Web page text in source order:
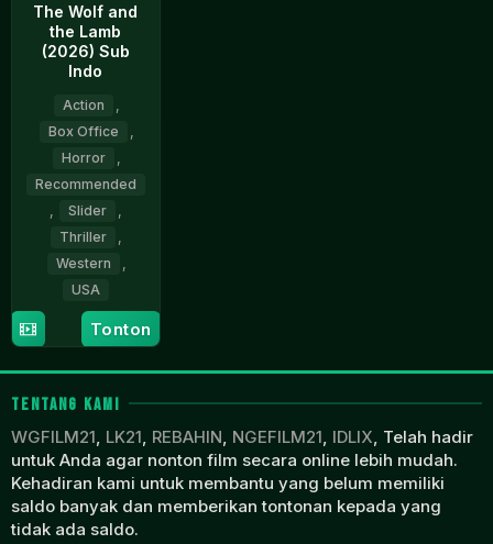
The Wolf and
the Lamb
(2026) Sub
Indo
Action
Box Office
Horror
Recommended
Slider
Thriller
Western
USA
24
Apr
2026
Michael
Schilf
Tonton
TENTANG KAMI
WGFILM21, LK21, REBAHIN, NGEFILM21, IDLIX, Telah hadir
untuk Anda agar nonton film secara online lebih mudah.
Kehadiran kami untuk membantu yang belum memiliki
saldo banyak dan memberikan tontonan kepada yang
tidak ada saldo.